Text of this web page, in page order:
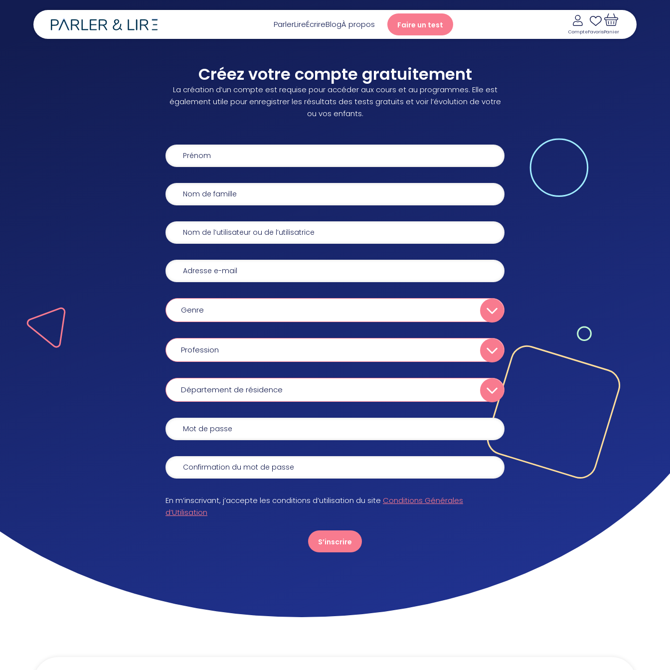
ParlerLireÉcrireBlogÀ propos Faire un test
CompteFavorisPanier
Parler
Lire
Écrire
Blog
Créez votre compte gratuitement
La création d’un compte est requise pour accéder aux cours et au programmes. Elle est
également utile pour enregistrer les résultats des tests gratuits et voir l’évolution de votre
ou vos enfants.
Genre
Profession
Département de résidence
En m’inscrivant, j’accepte les conditions d’utilisation du site Conditions Générales
d’Utilisation
S’inscrire